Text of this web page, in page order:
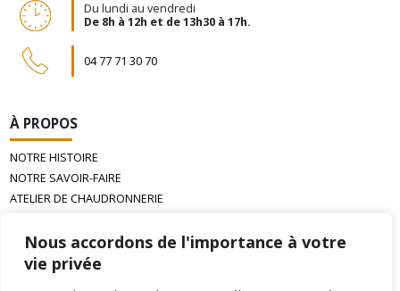
Nous accordons de l'importance à votre
vie privée
Du lundi au vendredi
De 8h à 12h et de 13h30 à 17h.
04 77 71 30 70
À PROPOS
NOTRE HISTOIRE
NOTRE SAVOIR-FAIRE
ATELIER DE CHAUDRONNERIE
INFORMATIONS